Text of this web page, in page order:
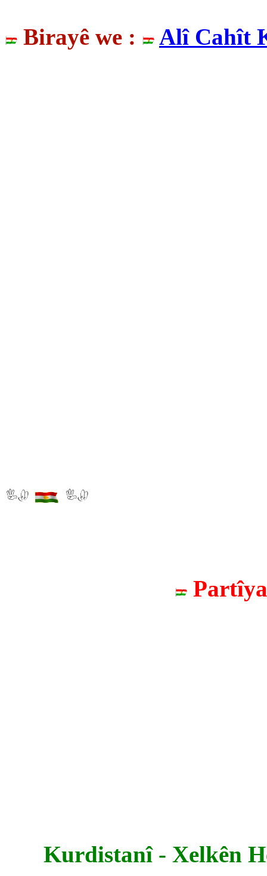
Birayê we : Alî Cahît
Kurdistanî - Xelkên